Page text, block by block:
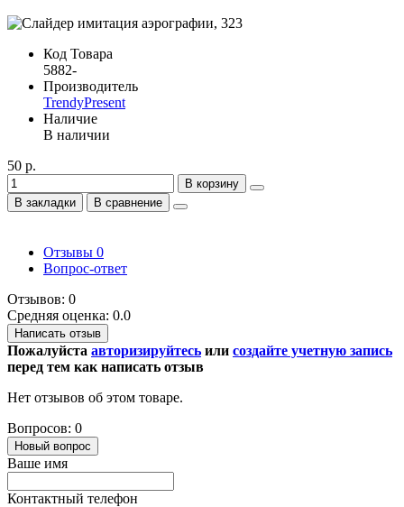
Код Товара
5882-
Производитель
TrendyPresent
Наличие
В наличии
50 р.
В корзину
В закладки
В сравнение
Отзывы 0
Вопрос-ответ
Отзывов: 0
Средняя оценка: 0.0
Написать отзыв
Пожалуйста авторизируйтесь или создайте учетную запись
перед тем как написать отзыв
Нет отзывов об этом товаре.
Вопросов: 0
Новый вопрос
Ваше имя
Контактный телефон